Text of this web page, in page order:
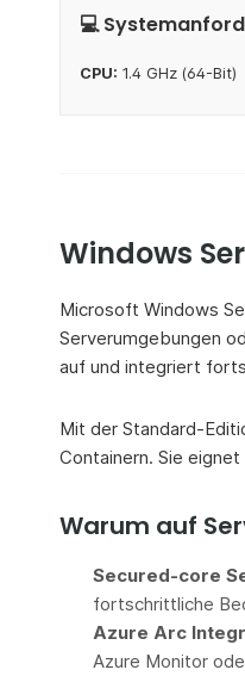
💻
CPU: 1.4 GHz (64-Bit)
Windows
Microsoft Windows
Serverumgebungen
auf und integriert
Mit der Standard-
Containern. Sie
Warum auf
Secured-core
fortschrittliche
Azure Arc
Azure Monitor